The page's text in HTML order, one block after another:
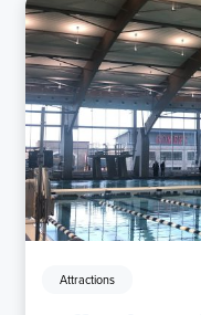
Attractions